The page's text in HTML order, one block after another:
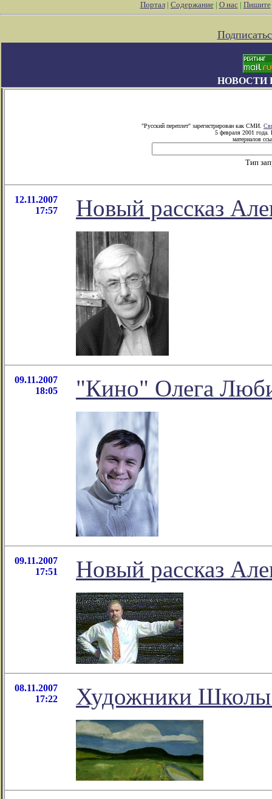
Портал| Содержание| О нас| Пишите
НОВОСТИ
"Русский переплет" зарегистрирован как СМИ.
5 февраля 2001 года.
материалов
Тип
12.11.2007
17:57
Новый рассказ
09.11.2007
18:05
"Кино" Олега
09.11.2007
17:51
Новый рассказ
08.11.2007
17:22
Художники